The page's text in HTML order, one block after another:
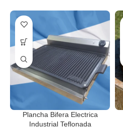
Plancha Bifera Electrica
Industrial Teflonada